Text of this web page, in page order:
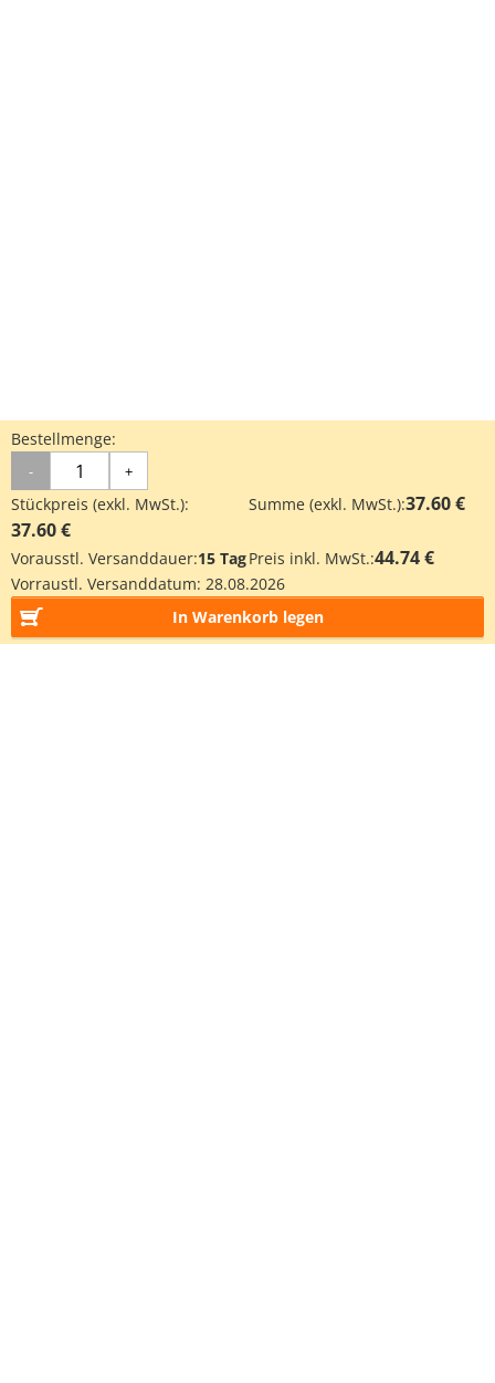
Bestellmenge:
- +
Stückpreis (exkl. MwSt.):
37.60 €
Summe (exkl. MwSt.):37.60 €
Vorausstl. Versanddauer:15 TagPreis inkl. MwSt.:44.74 €
Vorraustl. Versanddatum: 28.08.2026
In Warenkorb legen